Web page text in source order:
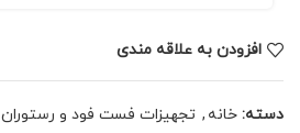
افزودن به علاقه مندی
دسته: خانه , تجهیزات فست فود و رستوران